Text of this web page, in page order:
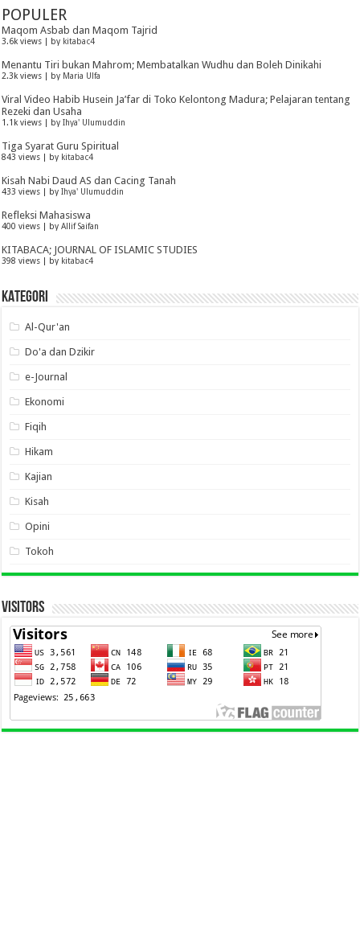
POPULER
Maqom Asbab dan Maqom Tajrid
3.6k views | by kitabac4
Menantu Tiri bukan Mahrom; Membatalkan Wudhu dan Boleh Dinikahi
2.3k views | by Maria Ulfa
Viral Video Habib Husein Ja’far di Toko Kelontong Madura; Pelajaran tentang
Rezeki dan Usaha
1.1k views | byIhya' Ulumuddin
Tiga Syarat Guru Spiritual
843 views | by kitabac4
Kisah Nabi Daud AS dan Cacing Tanah
433 views | byIhya' Ulumuddin
Refleksi Mahasiswa
400 views | byAllif Saifan
KITABACA; JOURNAL OF ISLAMIC STUDIES
398 views | by kitabac4
KATEGORI
Al-Qur'an
Do'a dan Dzikir
e-Journal
Ekonomi
Fiqih
Hikam
Kajian
Kisah
Opini
Tokoh
VISITORS